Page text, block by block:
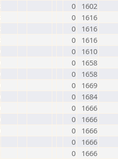
0
1602
0
1616
0
1616
0
1616
0
1610
0
1658
0
1658
0
1669
0
1684
0
1666
0
1666
0
1666
0
1666
0
1666